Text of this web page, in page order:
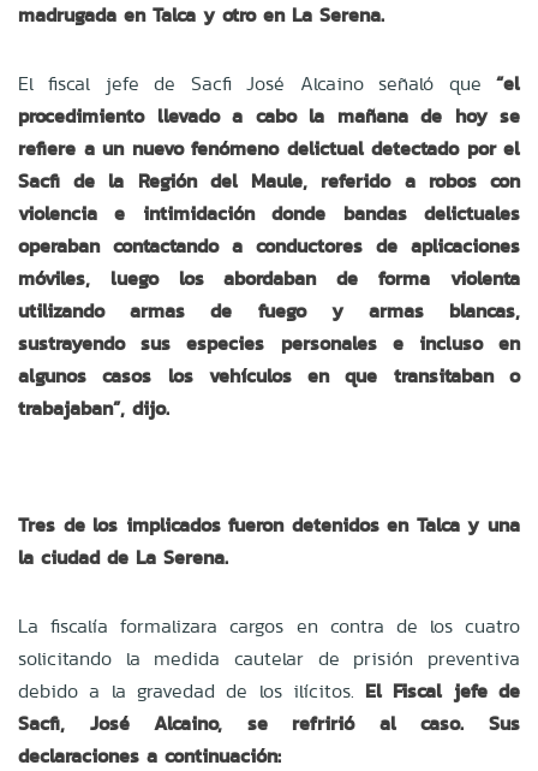
madrugada en Talca y otro en La Serena.
El fiscal jefe de Sacfi José Alcaino señaló que “el
procedimiento llevado a cabo la mañana de hoy se
refiere a un nuevo fenómeno delictual detectado por el
Sacfi de la Región del Maule, referido a robos con
violencia e intimidación donde bandas delictuales
operaban contactando a conductores de aplicaciones
móviles, luego los abordaban de forma violenta
utilizando armas de fuego y armas blancas,
sustrayendo sus especies personales e incluso en
algunos casos los vehículos en que transitaban o
trabajaban”, dijo.
Tres de los implicados fueron detenidos en Talca y una
la ciudad de La Serena.
La fiscalía formalizara cargos en contra de los cuatro
solicitando la medida cautelar de prisión preventiva
debido a la gravedad de los ilícitos. El Fiscal jefe de
Sacfi, José Alcaino, se refririó al caso. Sus
declaraciones a continuación: